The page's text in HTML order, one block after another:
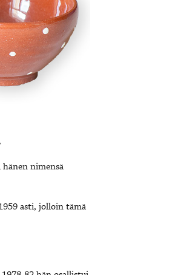
hänen nimensä
asti, jolloin tämä